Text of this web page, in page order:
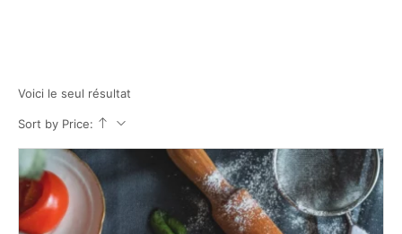
Voici le seul résultat
Sort by Price: